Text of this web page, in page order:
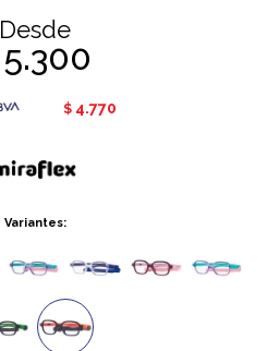
Desde
5.300
$ 4.770
Variantes: